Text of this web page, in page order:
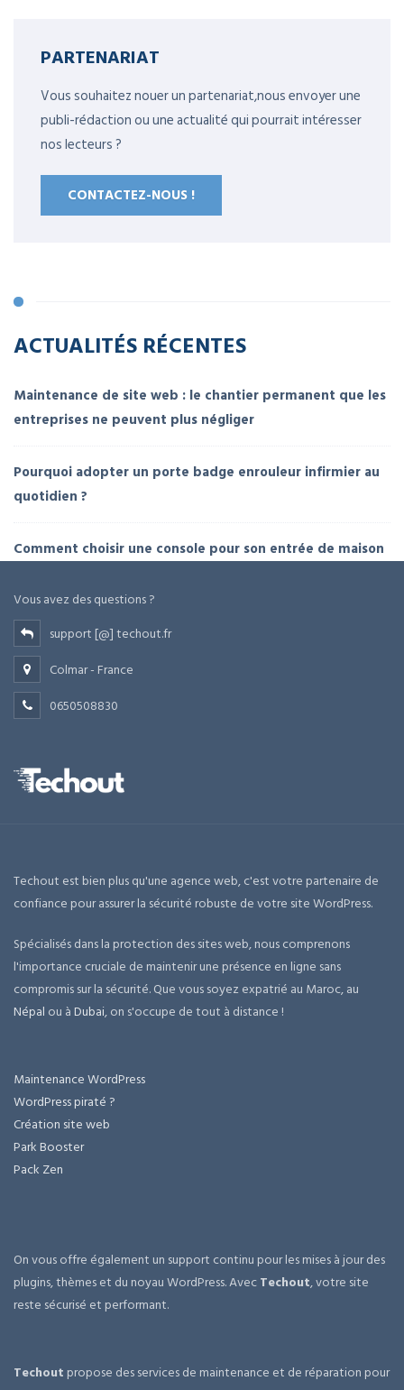
PARTENARIAT
Vous souhaitez nouer un partenariat,nous envoyer une
publi-rédaction ou une actualité qui pourrait intéresser
nos lecteurs ?
CONTACTEZ-NOUS !
ACTUALITÉS RÉCENTES
Maintenance de site web : le chantier permanent que les
entreprises ne peuvent plus négliger
Pourquoi adopter un porte badge enrouleur infirmier au
quotidien ?
Comment choisir une console pour son entrée de maison
Vous avez des questions ?
support [@] techout.fr
Colmar - France
0650508830
Techout est bien plus qu'une agence web, c'est votre partenaire de
confiance pour assurer la sécurité robuste de votre site WordPress.
Spécialisés dans la protection des sites web, nous comprenons
l'importance cruciale de maintenir une présence en ligne sans
compromis sur la sécurité. Que vous soyez expatrié au Maroc, au
Népal ou àDubai, on s'occupe de tout à distance !
Maintenance WordPress
WordPress piraté ?
Création site web
Park Booster
Pack Zen
On vous offre également un support continu pour les mises à jour des
plugins, thèmes et du noyau WordPress. AvecTechout, votre site
reste sécurisé et performant.
Techout propose des services de maintenance et de réparation pour